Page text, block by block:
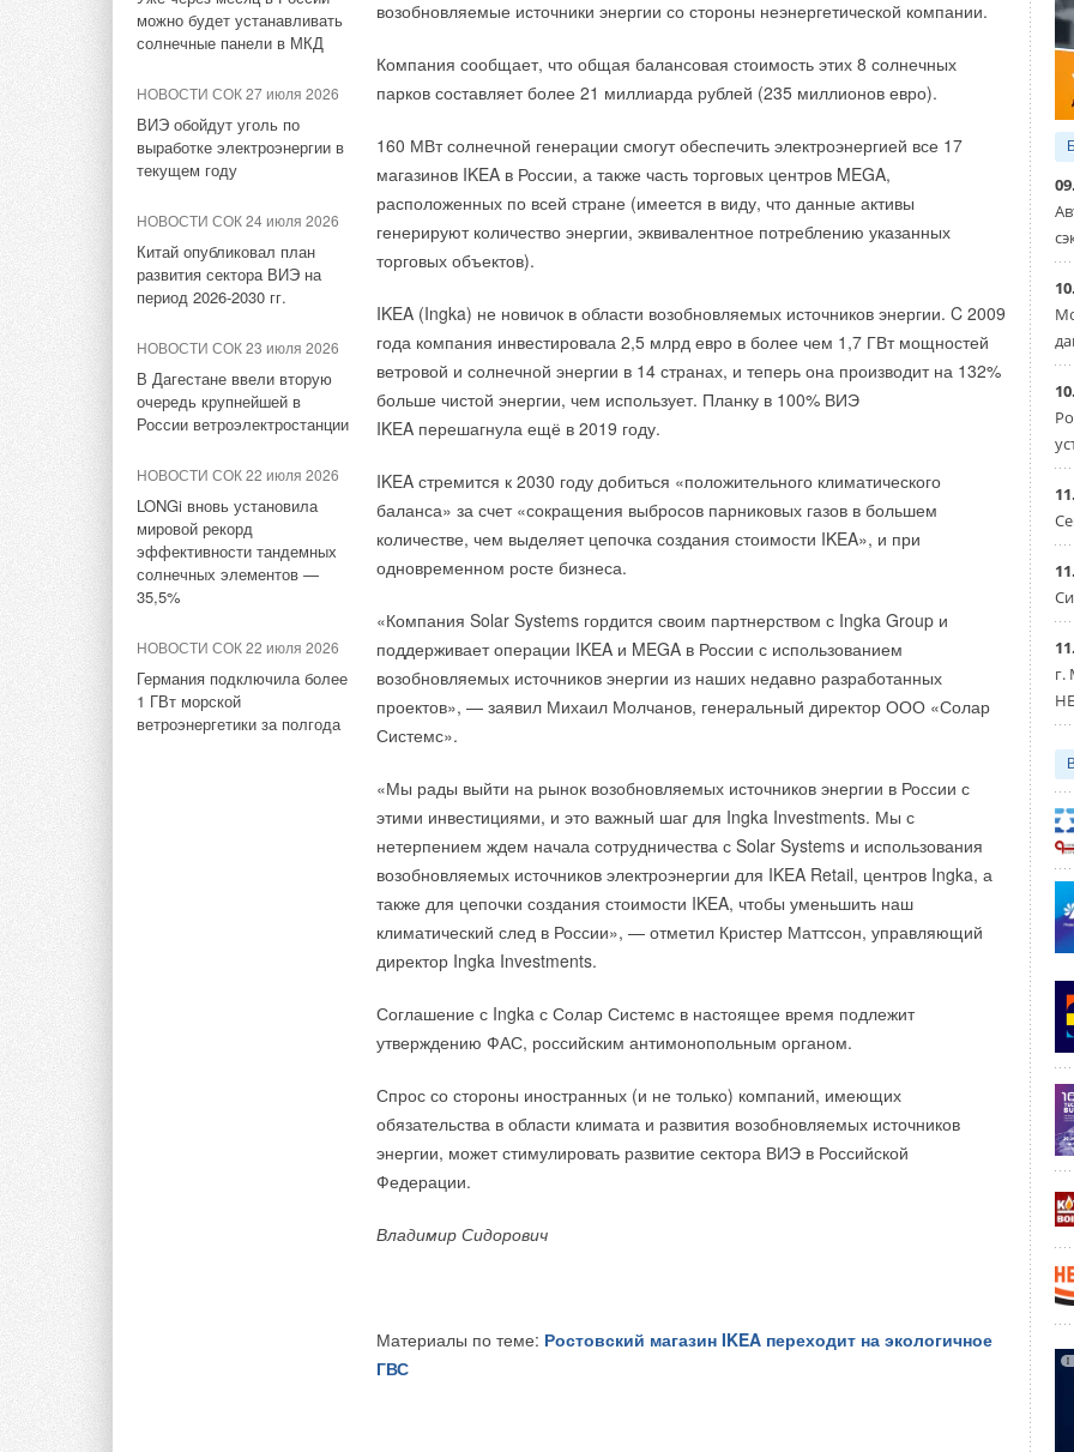
можно будет устанавливать
солнечные панели в МКД
НОВОСТИ СОК 27 июля 2026
ВИЭ обойдут уголь по
выработке электроэнергии в
текущем году
НОВОСТИ СОК 24 июля 2026
Китай опубликовал план
развития сектора ВИЭ на
период 2026-2030 гг.
НОВОСТИ СОК 23 июля 2026
В Дагестане ввели вторую
очередь крупнейшей в
России ветроэлектростанции
НОВОСТИ СОК 22 июля 2026
LONGi вновь установила
мировой рекорд
эффективности тандемных
солнечных элементов —
35,5%
НОВОСТИ СОК 22 июля 2026
Германия подключила более
1 ГВт морской
ветроэнергетики за полгода
возобновляемые источники энергии со стороны неэнергетической компании.
Компания сообщает, что общая балансовая стоимость этих 8 солнечных
парков составляет более 21 миллиарда рублей (235 миллионов евро).
160 МВт солнечной генерации смогут обеспечить электроэнергией все 17
магазинов IKEA в России, а также часть торговых центров MEGA,
расположенных по всей стране (имеется в виду, что данные активы
генерируют количество энергии, эквивалентное потреблению указанных
торговых объектов).
IKEA (Ingka) не новичок в области возобновляемых источников энергии. C 2009
года компания инвестировала 2,5 млрд евро в более чем 1,7 ГВт мощностей
ветровой и солнечной энергии в 14 странах, и теперь она производит на 132%
больше чистой энергии, чем использует. Планку в 100% ВИЭ
IKEA перешагнула ещё в 2019 году.
IKEA стремится к 2030 году добиться «положительного климатического
баланса» за счет «сокращения выбросов парниковых газов в большем
количестве, чем выделяет цепочка создания стоимости IKEA», и при
одновременном росте бизнеса.
«Компания Solar Systems гордится своим партнерством с Ingka Group и
поддерживает операции IKEA и MEGA в России с использованием
возобновляемых источников энергии из наших недавно разработанных
проектов», — заявил Михаил Молчанов, генеральный директор ООО «Солар
Системс».
«Мы рады выйти на рынок возобновляемых источников энергии в России с
этими инвестициями, и это важный шаг для Ingka Investments. Мы с
нетерпением ждем начала сотрудничества с Solar Systems и использования
возобновляемых источников электроэнергии для IKEA Retail, центров Ingka, а
также для цепочки создания стоимости IKEA, чтобы уменьшить наш
климатический след в России», — отметил Кристер Маттссон, управляющий
директор Ingka Investments.
Соглашение с Ingka с Солар Системс в настоящее время подлежит
утверждению ФАС, российским антимонопольным органом.
Спрос со стороны иностранных (и не только) компаний, имеющих
обязательства в области климата и развития возобновляемых источников
энергии, может стимулировать развитие сектора ВИЭ в Российской
Федерации.
Владимир Сидорович
Материалы по теме: Ростовский магазин IKEA переходит на экологичное
ГВС
г.
НОВОСТИ СОК 26 июня 2026
РФ планирует в ближайшие
энергоблоков мощностью 30
НОВОСТИ СОК 26 июня 2026
выпустило ежегодный отчёт
ТЭС
НОВОСТИ СОК 25 июня 2026
Эксперты WEF: готовность
снизилась впервые за 10 лет
НОВОСТИ СОК 13 апреля
Киловаттам дадут выбор
экономической безопасности. Даже несмотря на то, что председатель Си
Да, КНР действительно занимается наращиванием мощности “чистых”
в качестве источника топлива. Напомним, неофициальное эмбарго на импорт
австралийского угля погрузило в темноту целые города Китая.
“Отношения между двумя странами испортились после того, как Австралия
поддержала международное расследование действий Китая в связи с
Еще в октябре прошлого года Австралия экспортировала в Китай 2,5 млн тонн
энергетического и коксующегося угля. Теперь это число равно нулю. Таким
образом, что на китайском рынке образовался существенный дефицит.
И США воспользовались этой возможностью, которая может облегчить
сложное положение американских угольщиков. Напомним, согласно торговой
сделке, Китай взял на себя обязательство дополнительно закупить у США
И ощутимая часть этой суммы будет потрачена именно на закупку угля. В
октябре США практически не экспортировали коксующийся уголь в Китай. А
сейчас объем поставок достигает 300 тыс тонн в месяц.
моментом. КНР увеличил импорт угля также из Южной Африки и Колумбии. И
это помимо закупок у основных поставщиков: Индонезии, России и Монголии.
Китай, конечно, демонстрирует, что серьезно относится к достижению своих
целей по нулевому углеродному следу. И даже сталелитейная
промышленность страны намерена в будущем отказаться от коксующегося
угля. Но путь к этой цели будет долгим и ухабистым. И пока есть спрос,
Уведомления отключены
НОВОСТИ СОК 27 июля 2026
выработке электроэнергии в
НОВОСТИ СОК 24 июля 2026
развития сектора ВИЭ на
НОВОСТИ СОК 23 июля 2026
очередь крупнейшей в
НОВОСТИ СОК 22 июля 2026
мировой рекорд
солнечных элементов —
35,5%
энергетика", — заключил он.
Солнечные электростанции
Уведомления отключены
Комментарии
Добавить комментарий
Ваш E-mail *